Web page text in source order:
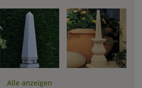
Alle anzeigen